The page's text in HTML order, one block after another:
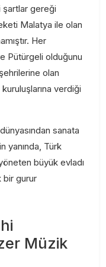
şartlar gereği
Malatya ile olan
Her
Pütürgeli olduğunu
olan
verdiği
sanata
yanında, Türk
büyük evladı
bir gurur
Müzik